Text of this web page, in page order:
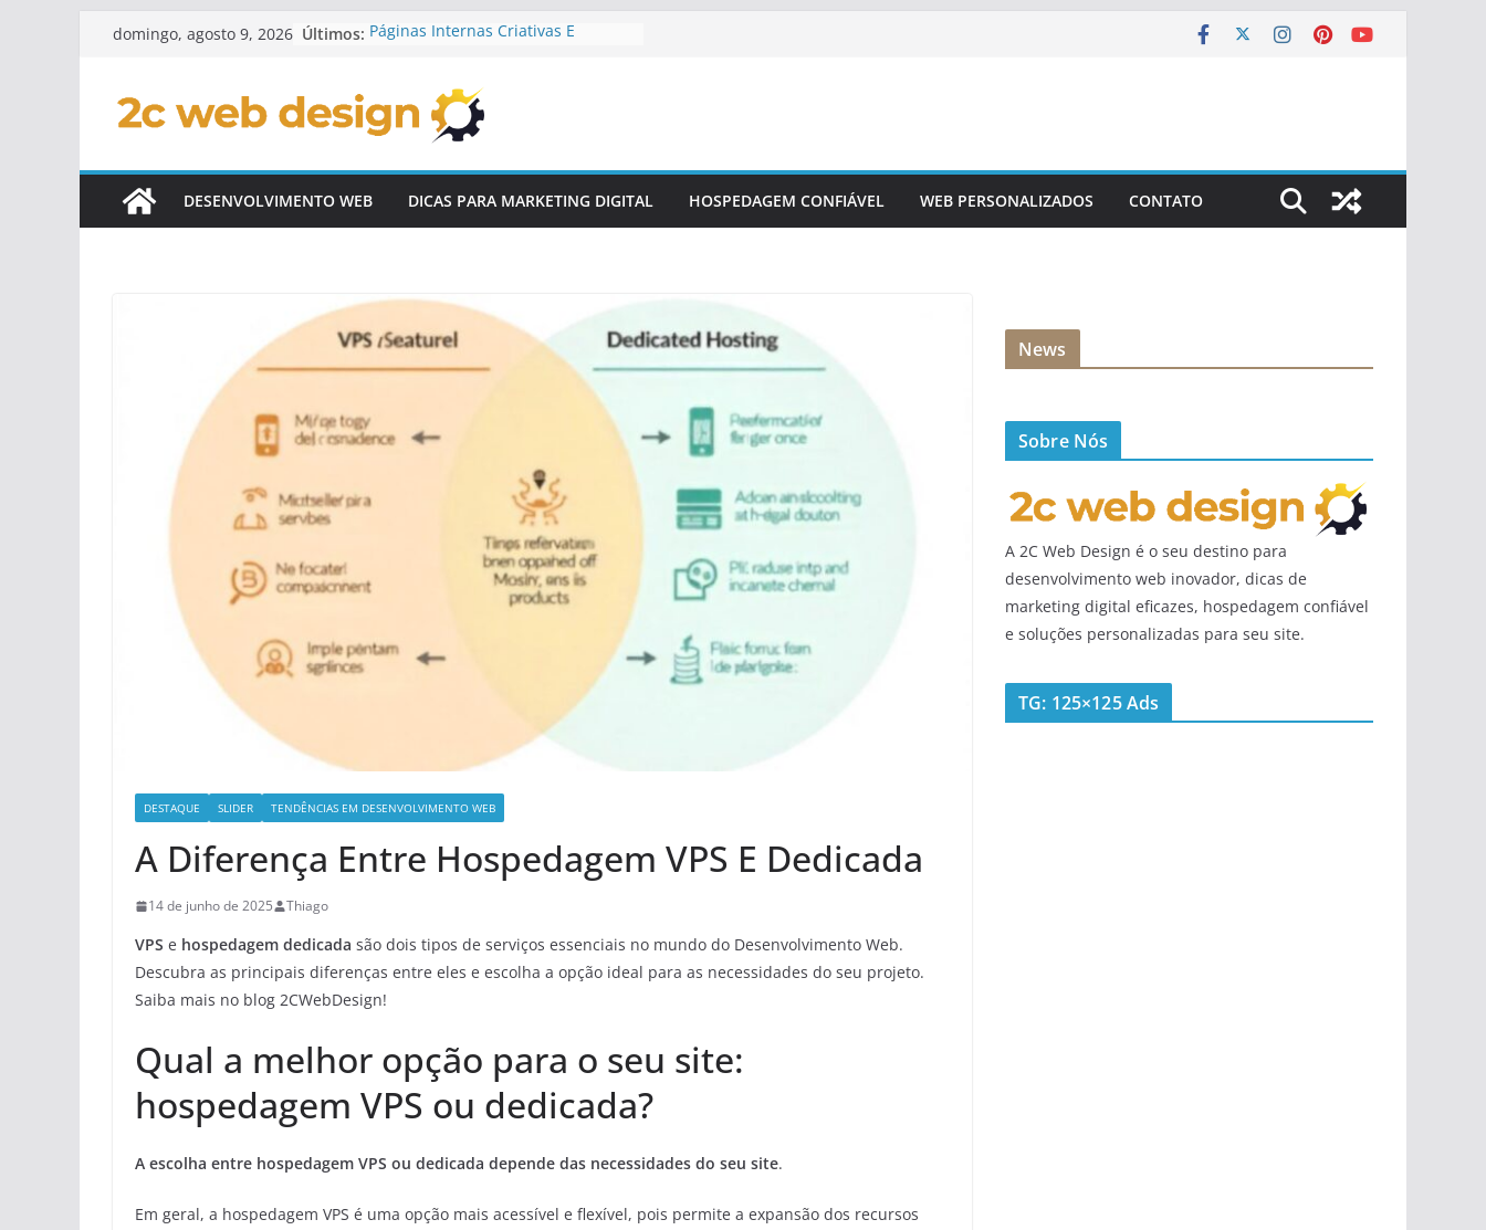
Pular
conteúdo
domingo, agosto 9, 2026 Últimos: Páginas Internas Criativas E
Personalizado
Elementos Interativos Em Design
Conteúdo Dinâmico Em Sites
Como Integrar Redes Sociais Em
Sites Customizados
DESENVOLVIMENTO WEB DICAS PARA MARKETING DIGITAL HOSPEDAGEM CONFIÁVEL WEB PERSONALIZADOS CONTATO
DESTAQUE SLIDER TENDÊNCIAS EM DESENVOLVIMENTO WEB
A Diferença Entre Hospedagem VPS E Dedicada
14 de junho de 2025 Thiago
VPS e hospedagem dedicada são dois tipos de serviços essenciais no mundo do Desenvolvimento Web.
Descubra as principais diferenças entre eles e escolha a opção ideal para as necessidades do seu projeto.
Saiba mais no blog 2CWebDesign!
Qual a melhor opção para o seu site:
hospedagem VPS ou dedicada?
A escolha entre hospedagem VPS ou dedicada depende das necessidades do seu site.
Em geral, a hospedagem VPS é uma opção mais acessível e flexível, pois permite a expansão dos recursos
News
Sobre Nós
A 2C Web Design é o seu destino para
desenvolvimento web inovador, dicas de
marketing digital eficazes, hospedagem confiável
e soluções personalizadas para seu site.
TG: 125×125 Ads